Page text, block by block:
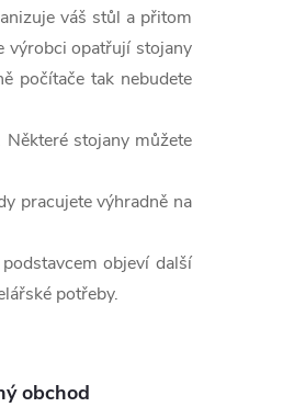
váš stůl a přitom
výrobci opatřují stojany
počítače tak nebudete
stojany můžete
pracujete výhradně na
objeví další
potřeby.
obchod